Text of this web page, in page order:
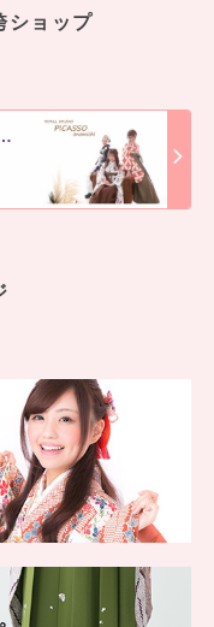
ショップ
タジオ ピカソ 尾道メイト店